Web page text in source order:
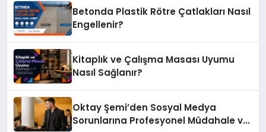
Betonda Plastik Rötre Çatlakları Nasıl
Engellenir?
Kitaplık ve Çalışma Masası Uyumu
Nasıl Sağlanır?
Oktay Şemi’den Sosyal Medya
Sorunlarına Profesyonel Müdahale ve